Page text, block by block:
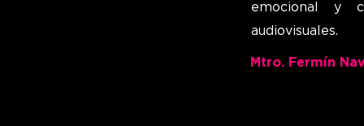
emocional y
audiovisuales.
Mtro. Fermín